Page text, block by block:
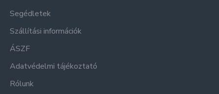
Segédletek
Szállítási információk
ÁSZF
Adatvédelmi tájékoztató
Rólunk